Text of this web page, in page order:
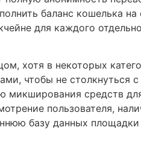
баланс кошелька
для каждого
хотя в некоторых
чтобы не столкнуться
микширования средств
пользователя,
базу данных площадки